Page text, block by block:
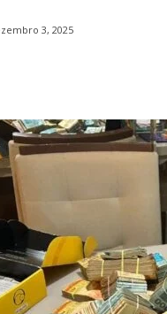
3, 2025